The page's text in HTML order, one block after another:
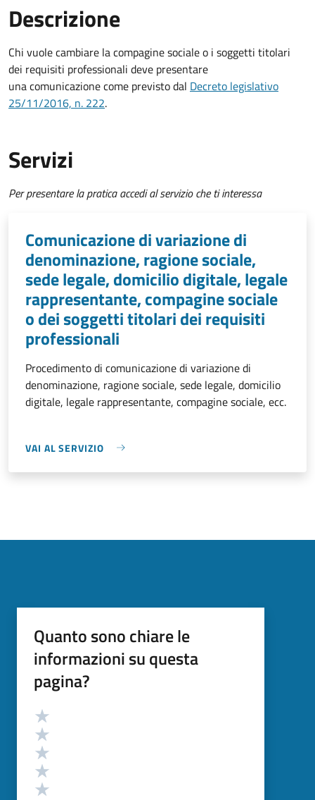
Descrizione
Chi vuole cambiare la compagine sociale o i soggetti titolari
dei requisiti professionali deve presentare
una comunicazionecome previsto dal Decreto legislativo
25/11/2016, n. 222.
Servizi
Per presentare la pratica accedi al servizio che ti interessa
Comunicazione di variazione di
denominazione, ragione sociale,
sede legale, domicilio digitale, legale
rappresentante, compagine sociale
o dei soggetti titolari dei requisiti
professionali
Procedimento di comunicazione di variazione di
denominazione, ragione sociale, sede legale, domicilio
digitale, legale rappresentante, compagine sociale, ecc.
VAI AL SERVIZIO
Quanto sono chiare le
informazioni su questa
pagina?
Valutazione